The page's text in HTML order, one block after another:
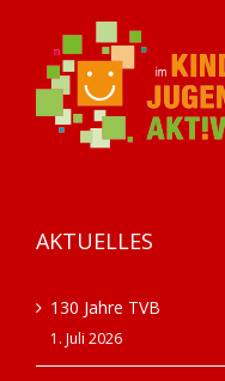
AKTUELLES
130 Jahre TVB
1. Juli 2026